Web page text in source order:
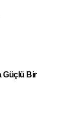
Güçlü Bir